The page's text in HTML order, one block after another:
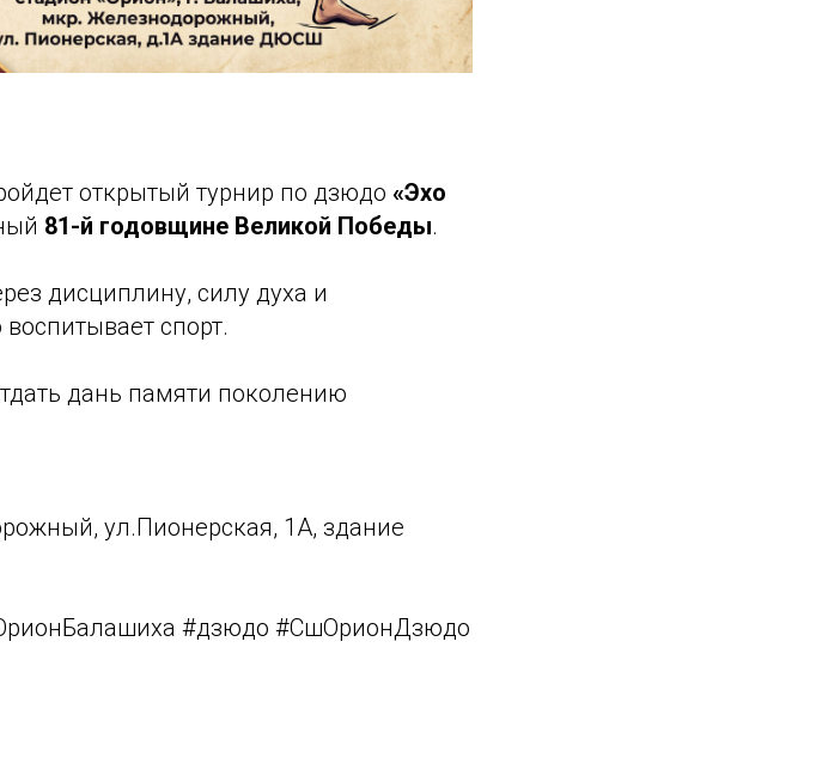
открытый турнир по дзюдо «Эхо
81-й годовщине Великой Победы.
дисциплину, силу духа и
спорт.
дань памяти поколению
ул.Пионерская, 1А, здание
#дзюдо #СшОрионДзюдо